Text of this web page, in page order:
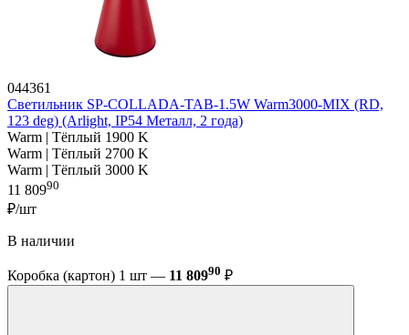
044361
Светильник SP-COLLADA-TAB-1.5W Warm3000-MIX (RD,
123 deg) (Arlight, IP54 Металл, 2 года)
Warm | Тёплый 1900 K
Warm | Тёплый 2700 K
Warm | Тёплый 3000 K
11 80990
₽/шт
В наличии
Коробка (картон) 1 шт — 11 80990 ₽